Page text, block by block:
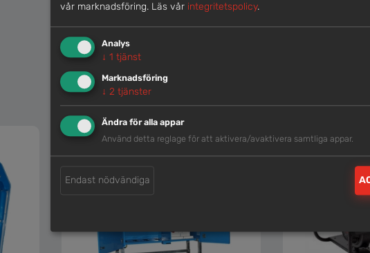
LIKNANDE
vår marknadsföring. Läs vår integritetspolicy.
Analys
↓ 1 tjänst
Marknadsföring
↓ 2 tjänster
Ändra för alla appar
Använd detta reglage för att aktivera/avaktivera samtliga appar.
Endast nödvändiga